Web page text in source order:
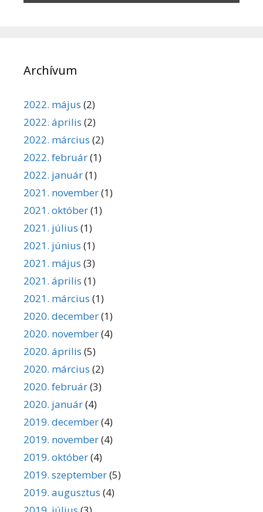
Archívum
2022. május (2)
2022. április (2)
2022. március (2)
2022. február(1)
2022. január(1)
2021. november(1)
2021. október(1)
2021. július (1)
2021. június (1)
2021. május (3)
2021. április (1)
2021. március (1)
2020. december(1)
2020. november(4)
2020. április (5)
2020. március (2)
2020. február(3)
2020. január(4)
2019. december(4)
2019. november(4)
2019. október(4)
2019. szeptember(5)
2019. augusztus (4)